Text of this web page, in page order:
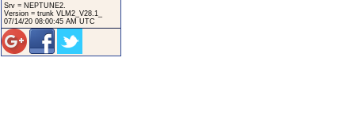
Srv = NEPTUNE2.
Version = trunk VLM2_V28.1_
07/14/20 08:00:45 AM UTC